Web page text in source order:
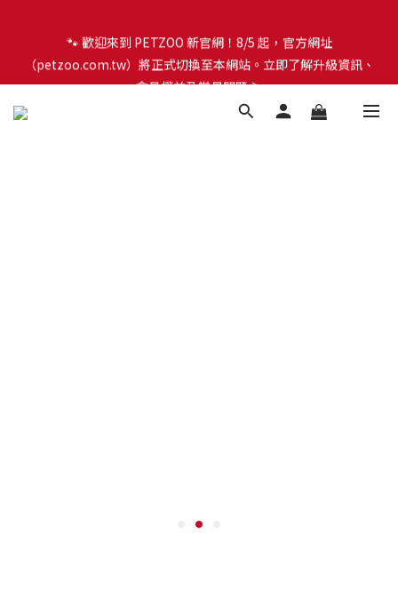
（petzoo.com.tw）將正式切換至本網站。立即了解升級資訊、
會員權益及常見問題 ＞
（petzoo.com.tw）將正式切換至本網站。立即了解升級資訊、
會員權益及常見問題 ＞
✨【新朋友見面禮】現在註冊即領 $100 購物金！全館滿 $1,500 享